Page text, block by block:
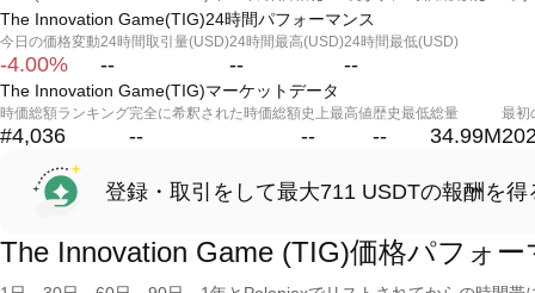
The Innovation Game(TIG)24時間パフォーマンス
今日の価格変動
-4.00%
24時間取引量(USD)
--
24時間最高(USD)
--
24時間最低(USD)
--
The Innovation Game(TIG)マーケットデータ
時価総額ランキング
#4,036
完全に希釈された時価総額
--
史上最高値
--
歴史最低
--
総量
34.99M
最初
登録・取引をして最大711 USDTの報酬を得
The Innovation Game (TIG)価格パフォ